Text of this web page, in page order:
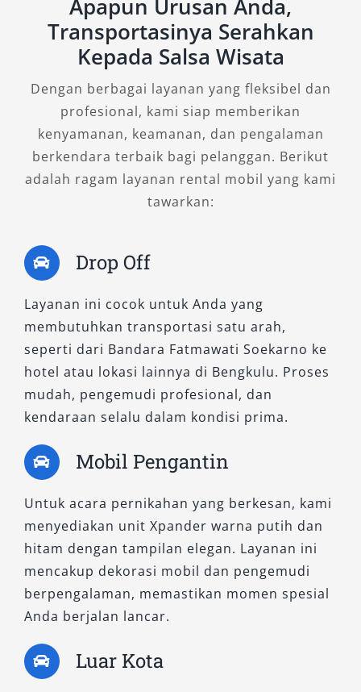
Tipe Mobil Xpander yang Kami
Sewakan
Mencari kendaraan yang tepat untuk
menunjang perjalanan di dalam maupun luar
kota bukanlah perkara sepele. Kenyamanan,
performa, hingga efisiensi menjadi
pertimbangan utama saat memilih mobil sewa.
mobil Xpander yang siap disewa sesuai
kebutuhan Anda. Dikenal sebagai MPV modern
yang tangguh, Xpander menawarkan kombinasi
ideal antara tampilan stylish, fitur fungsional,
dan kenyamanan berkendara. Berikut ini
adalah ragam tipe rental mobil Xpander yang
kami sediakan, lengkap dengan keunggulannya
masing-masing.
1. New Xpander GLS MT
Bagi Anda yang mencari mobil sewa dengan
kendali manual dan efisiensi bahan bakar
tinggi, tipe ini merupakan opsi tepat.
Dilengkapi transmisi manual 5-percepatan,
Xpander GLS MT sangat cocok untuk
perjalanan sehari-hari maupun operasional
bisnis. Kabinnya tetap lapang dan nyaman,
serta dilengkapi fitur keamanan standar
Apapun Urusan Anda,
Transportasinya Serahkan
Kepada Salsa Wisata
Dengan berbagai layanan yang fleksibel dan
profesional, kami siap memberikan
kenyamanan, keamanan, dan pengalaman
berkendara terbaik bagi pelanggan. Berikut
adalah ragam layanan rental mobil yang kami
tawarkan:
Drop Off
Layanan ini cocok untuk Anda yang
membutuhkan transportasi satu arah,
seperti dari Bandara Fatmawati Soekarno ke
hotel atau lokasi lainnya di Bengkulu. Proses
mudah, pengemudi profesional, dan
kendaraan selalu dalam kondisi prima.
Mobil Pengantin
Untuk acara pernikahan yang berkesan, kami
menyediakan unit Xpander warna putih dan
hitam dengan tampilan elegan. Layanan ini
mencakup dekorasi mobil dan pengemudi
berpengalaman, memastikan momen spesial
Anda berjalan lancar.
Luar Kota